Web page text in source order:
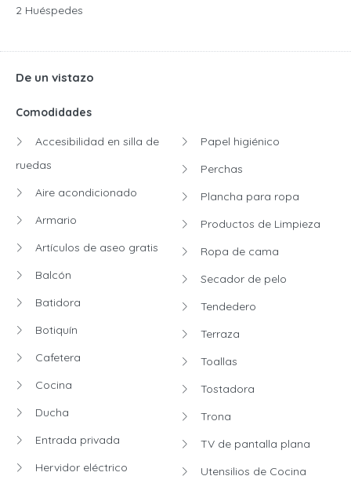
2 Huéspedes
De un vistazo
Comodidades
Accesibilidad en silla de
ruedas
Aire acondicionado
Armario
Artículos de aseo gratis
Balcón
Batidora
Botiquín
Cafetera
Cocina
Ducha
Entrada privada
Hervidor eléctrico
Papel higiénico
Perchas
Plancha para ropa
Productos de Limpieza
Ropa de cama
Secador de pelo
Tendedero
Terraza
Toallas
Tostadora
Trona
TV de pantalla plana
Utensilios de Cocina